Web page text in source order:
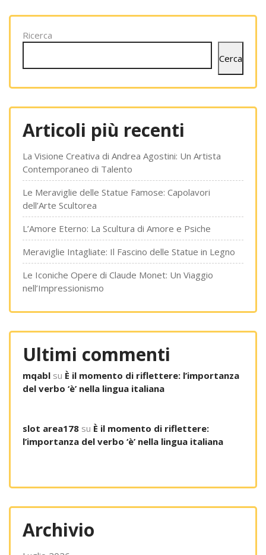
Ricerca
Cerca
Articoli più recenti
La Visione Creativa di Andrea Agostini: Un Artista
Contemporaneo di Talento
Le Meraviglie delle Statue Famose: Capolavori
dell’Arte Scultorea
L’Amore Eterno: La Scultura di Amore e Psiche
Meraviglie Intagliate: Il Fascino delle Statue in Legno
Le Iconiche Opere di Claude Monet: Un Viaggio
nell’Impressionismo
Ultimi commenti
mqabl su È il momento di riflettere: l’importanza
del verbo ‘è’ nella lingua italiana
slot area178 su È il momento di riflettere:
l’importanza del verbo ‘è’ nella lingua italiana
Archivio